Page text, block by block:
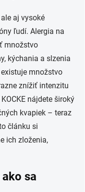
aj vysoké
ľudí. Alergia na
množstvo
kýchania a slzenia
množstvo
znížiť intenzitu
nájdete široký
kvapiek – teraz
článku si
ich zloženia,
sa